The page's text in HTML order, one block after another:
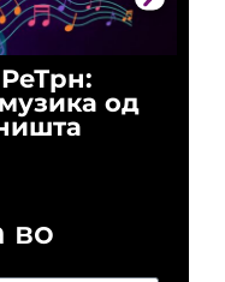
од
во